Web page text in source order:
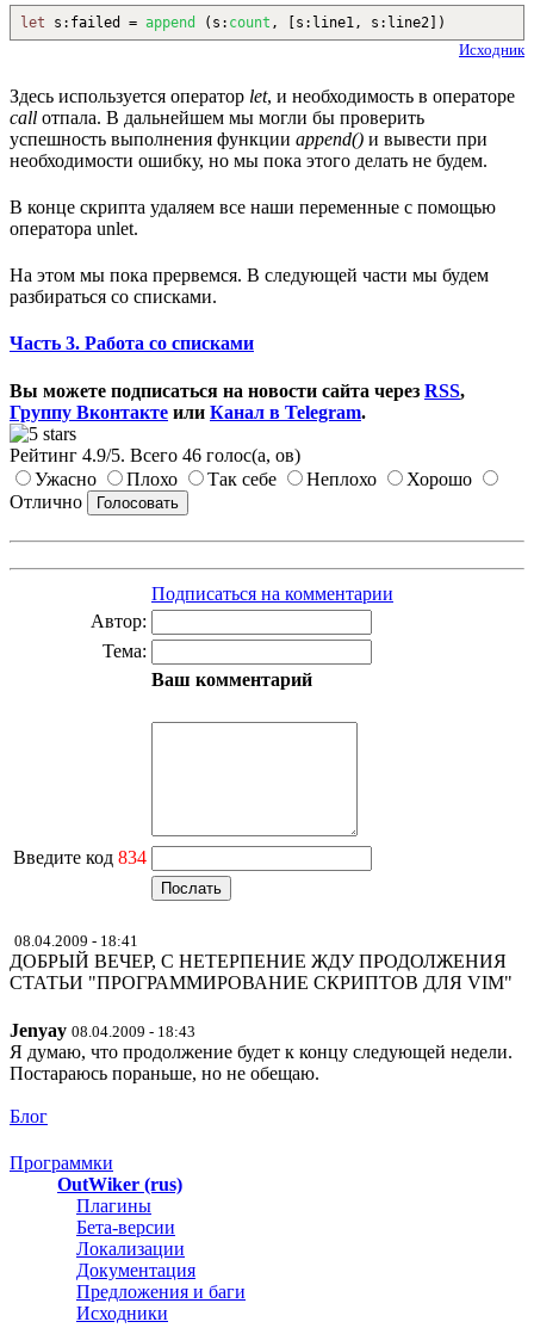
let s : failed = append ( s : count , s : line1, s : line2 )
Исходник
Здесь используется оператор let, и необходимость в операторе
call отпала. В дальнейшем мы могли бы проверить
успешность выполнения функции append() и вывести при
необходимости ошибку, но мы пока этого делать не будем.
В конце скрипта удаляем все наши переменные с помощью
оператора unlet.
На этом мы пока прервемся. В следующей части мы будем
разбираться со списками.
Часть 3. Работа со списками
Вы можете подписаться на новости сайта через RSS,
Группу Вконтакте или Канал в Telegram.
Рейтинг 4.9/5. Всего 46 голос(а, ов)
Ужасно
Плохо Так себе Неплохо
Хорошо
Отлично
Подписаться на комментарии
Автор:
Тема:
Ваш комментарий
Введите код 834
08.04.2009 - 18:41
ДОБРЫЙ ВЕЧЕР, С НЕТЕРПЕНИЕ ЖДУ ПРОДОЛЖЕНИЯ
СТАТЬИ "ПРОГРАММИРОВАНИЕ СКРИПТОВ ДЛЯ VIM"
Jenyay 08.04.2009 - 18:43
Я думаю, что продолжение будет к концу следующей недели.
Постараюсь пораньше, но не обещаю.
Блог
Программки
OutWiker (rus)
Плагины
Бета-версии
Локализации
Документация
Предложения и баги
Исходники